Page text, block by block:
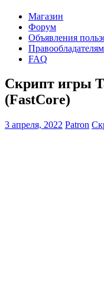
Магазин
Форум
Объявления
Правообладателям
FAQ
Скрипт игры
(FastCore)
3 апреля, 2022 Patron